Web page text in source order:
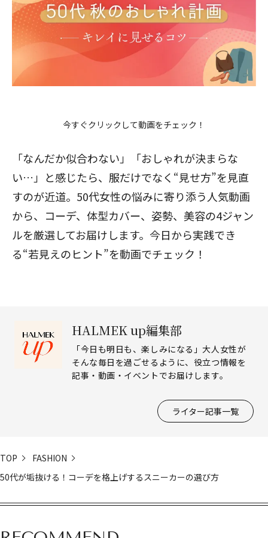
今すぐクリックして動画をチェック！
「なんだか似合わない」「おしゃれが決まらな
い…」と感じたら、服だけでなく“見せ方”を見直
すのが近道。50代女性の悩みに寄り添う人気動画
から、コーデ、体型カバー、姿勢、美容の4ジャン
ルを厳選してお届けします。今日から実践でき
る“若見えのヒント”を動画でチェック！
HALMEK up編集部
「今日も明日も、楽しみになる」大人女性が
そんな毎日を過ごせるように、役立つ情報を
記事・動画・イベントでお届けします。
ライター記事一覧
TOP
FASHION
50代が垢抜ける！コーデを格上げするスニーカーの選び方
閉じる